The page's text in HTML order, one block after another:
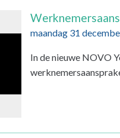
maandag 31
In de nieuwe NOVO